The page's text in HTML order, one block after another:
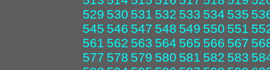
529 530 531 532 533 534 535
545 546 547 548 549 550 551
561 562 563 564 565 566 567
577 578 579 580 581 582 583